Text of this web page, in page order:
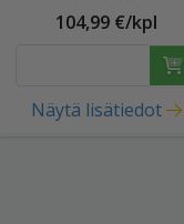
104,99 €/kpl
Näytä lisätiedot